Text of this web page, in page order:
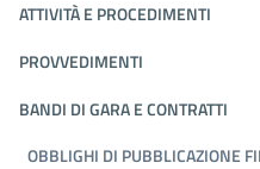
ATTIVITÀ E PROCEDIMENTI
PROVVEDIMENTI
BANDI DI GARA E CONTRATTI
OBBLIGHI DI PUBBLICAZIONE